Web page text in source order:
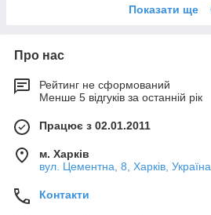
Показати ще
Про нас
Рейтинг не сформований
Менше 5 відгуків за останній рік
Працює з 02.01.2011
м. Харків
вул. Цементна, 8, Харків, Україна
Контакти